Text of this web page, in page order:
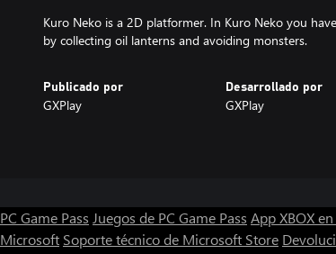
Kuro Neko is a 2D platformer. In Kuro Neko you
by collecting oil lanterns and avoiding monsters.
Publicado por
GXPlay
Desarrollado por
GXPlay
PC Game Pass Juegos de PC Game Pass App XBOX
Microsoft Soporte técnico de Microsoft Store